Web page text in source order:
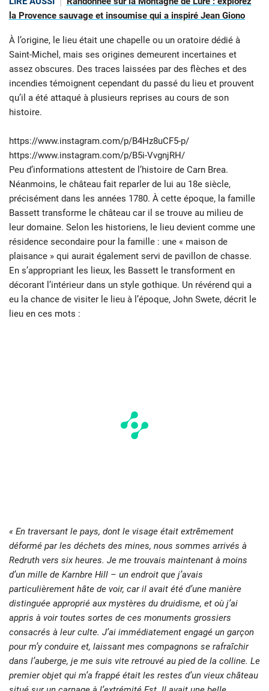
la Provence sauvage et insoumise qui a inspiré Jean Giono
À l’origine, le lieu était une chapelle ou un oratoire dédié à
Saint-Michel, mais ses origines demeurent incertaines et
assez obscures. Des traces laissées par des flèches et des
incendies témoignent cependant du passé du lieu et prouvent
qu’il a été attaqué à plusieurs reprises au cours de son
histoire.
https://www.instagram.com/p/B4Hz8uCF5-p/
https://www.instagram.com/p/B5i-VvgnjRH/
Peu d’informations attestent de l’histoire de Carn Brea.
Néanmoins, le château fait reparler de lui au 18e siècle,
précisément dans les années 1780. À cette époque, la famille
Bassett transforme le château car il se trouve au milieu de
leur domaine. Selon les historiens, le lieu devient comme une
résidence secondaire pour la famille : une « maison de
plaisance » qui aurait également servi de pavillon de chasse.
En s’appropriant les lieux, les Bassett le transforment en
décorant l’intérieur dans un style gothique. Un révérend qui a
eu la chance de visiter le lieu à l’époque, John Swete, décrit le
lieu en ces mots :
« En traversant le pays, dont le visage était extrêmement
déformé par les déchets des mines, nous sommes arrivés à
Redruth vers six heures. Je me trouvais maintenant à moins
d’un mille de Karnbre Hill – un endroit que j’avais
particulièrement hâte de voir, car il avait été d’une manière
distinguée approprié aux mystères du druidisme, et où j’ai
appris à voir toutes sortes de ces monuments grossiers
consacrés à leur culte. J’ai immédiatement engagé un garçon
pour m’y conduire et, laissant mes compagnons se rafraîchir
dans l’auberge, je me suis vite retrouvé au pied de la colline. Le
premier objet qui m’a frappé était les restes d’un vieux château